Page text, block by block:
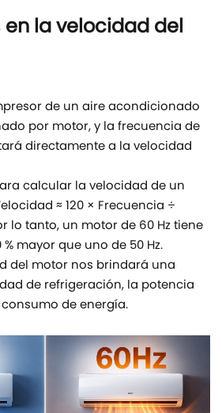
en la velocidad del
de un aire acondicionado
por motor, y la frecuencia de
directamente a la velocidad
calcular la velocidad de un
≈ 120 × Frecuencia ÷
lo tanto, un motor de 60 Hz tiene
mayor que uno de 50 Hz.
del motor nos brindará una
de refrigeración, la potencia
de energía.